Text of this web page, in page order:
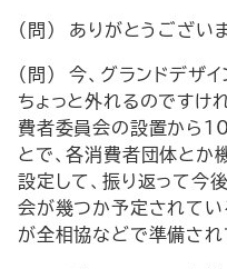
（問） ありがとうございま
（問） 今、グランドデザ
ちょっと外れるのですけ
費者委員会の設置から
とで、各消費者団体と
設定して、振り返って今
会が幾つか予定されてい
が全相協などで準備され